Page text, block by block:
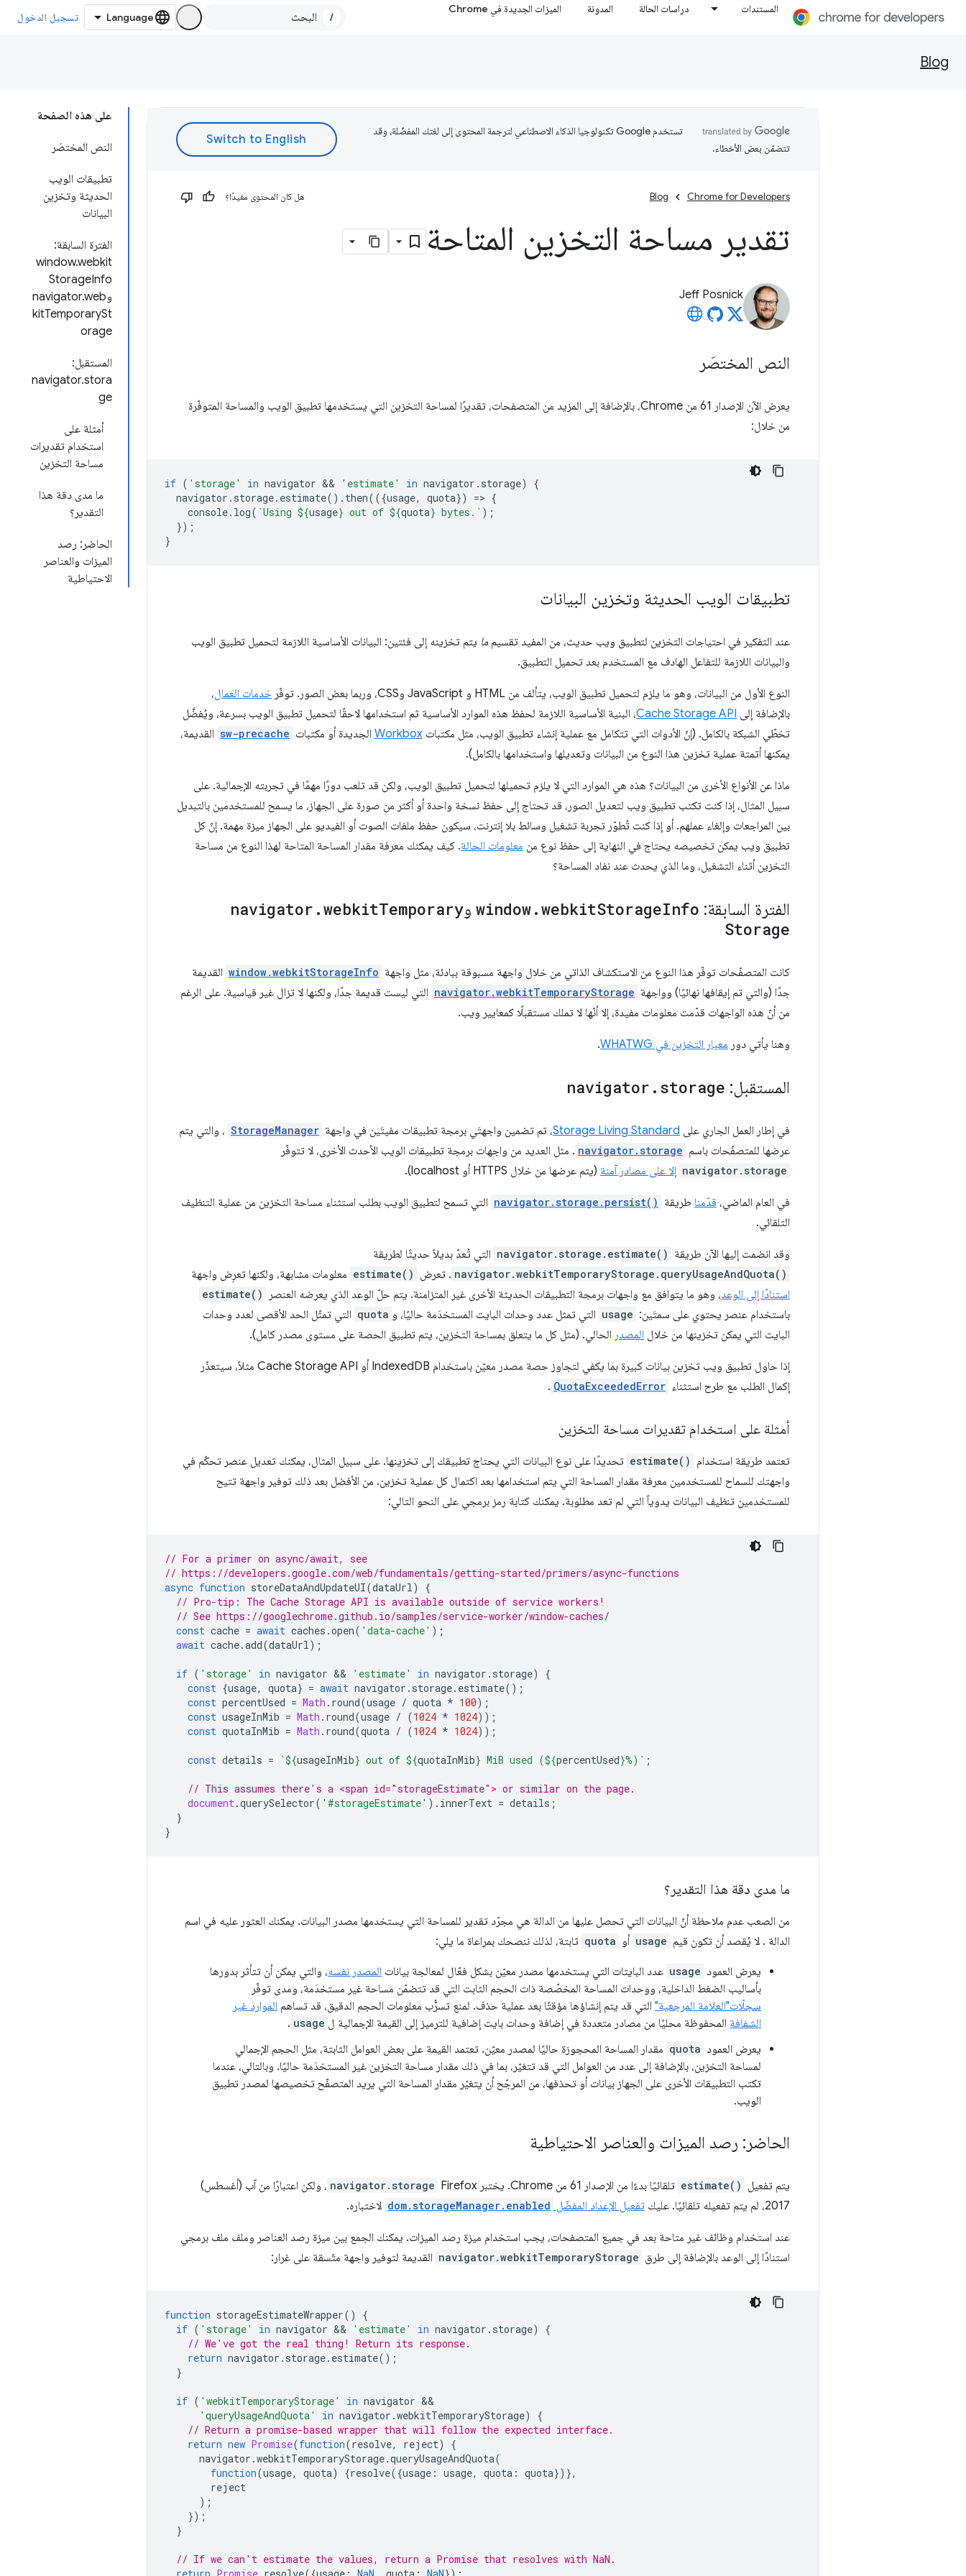
المستندات دراسات الحالة المدونة الميزات الجديدة في Chrome
/ تسجيل الدخول
Blog
على هذه الصفحة
النص المختصَر
تطبيقات الويب
الحديثة وتخزين
البيانات
الفترة السابقة:
window.webkit
StorageInfo
وnavigator.web
kitTemporarySt
orage
المستقبل:
navigator.stora
ge
أمثلة على
استخدام تقديرات
مساحة التخزين
ما مدى دقة هذا
التقدير؟
الحاضر: رصد
الميزات والعناصر
الاحتياطية
تستخدم Google تكنولوجيا الذكاء الاصطناعي لترجمة المحتوى إلى لغتك المفضّلة، وقد
تتضمّن بعض الأخطاء.
Chrome for Developers
Blog هل كان المحتوى مفيدًا؟
تقدير مساحة التخزين المتاحة
Jeff Posnick
النص المختصَر
يعرض الآن الإصدار 61 من Chrome، بالإضافة إلى المزيد من المتصفحات، تقديرًا لمساحة التخزين التي يستخدمها تطبيق الويب والمساحة المتوفّرة
من خلال:
if ( 'storage' in navigator && 'estimate' in navigator . storage)
{
navigator . storage. estimate(). then(({usage, quota}) => {
console. log( `Using ${usage} out of ${quota} bytes.` );
});
}
تطبيقات الويب الحديثة وتخزين البيانات
عند التفكير في احتياجات التخزين لتطبيق ويب حديث، من المفيد تقسيم ما يتم تخزينه إلى فئتين: البيانات الأساسية اللازمة لتحميل تطبيق الويب
والبيانات اللازمة للتفاعل الهادف مع المستخدم بعد تحميل التطبيق.
النوع الأول من البيانات، وهو ما يلزم لتحميل تطبيق الويب، يتألف من HTML و JavaScript وCSS، وربما بعض الصور. توفّر خدمات العمال،
بالإضافة إلى Cache Storage API، البنية الأساسية اللازمة لحفظ هذه الموارد الأساسية ثم استخدامها لاحقًا لتحميل تطبيق الويب بسرعة، ويُفضَّل
تخطّي الشبكة بالكامل. (إنّ الأدوات التي تتكامل مع عملية إنشاء تطبيق الويب، مثل مكتبات Workbox الجديدة أو مكتبات sw-precache القديمة،
يمكنها أتمتة عملية تخزين هذا النوع من البيانات وتعديلها واستخدامها بالكامل).
ماذا عن الأنواع الأخرى من البيانات؟ هذه هي الموارد التي لا يلزم تحميلها لتحميل تطبيق الويب، ولكن قد تلعب دورًا مهمًا في تجربته الإجمالية. على
سبيل المثال، إذا كنت تكتب تطبيق ويب لتعديل الصور، قد تحتاج إلى حفظ نسخة واحدة أو أكثر من صورة على الجهاز، ما يسمح للمستخدمين بالتبديل
بين المراجعات وإلغاء عملهم. أو إذا كنت تُطوّر تجربة تشغيل وسائط بلا إنترنت، سيكون حفظ ملفات الصوت أو الفيديو على الجهاز ميزة مهمة. إنّ كل
تطبيق ويب يمكن تخصيصه يحتاج في النهاية إلى حفظ نوع من معلومات الحالة. كيف يمكنك معرفة مقدار المساحة المتاحة لهذا النوع من مساحة
التخزين أثناء التشغيل، وما الذي يحدث عند نفاد المساحة؟
الفترة السابقة: window.webkitStorageInfo و navigator .webkitTemporary
Storage
كانت المتصفّحات توفّر هذا النوع من الاستكشاف الذاتي من خلال واجهة مسبوقة ببادئة، مثل واجهة window.webkitStorageInfo القديمة
جدًا (والتي تم إيقافها نهائيًا) وواجهة navigator.webkitTemporaryStorage التي ليست قديمة جدًا، ولكنها لا تزال غير قياسية. على الرغم
من أنّ هذه الواجهات قدّمت معلومات مفيدة، إلا أنّها لا تملك مستقبلًا كمعايير ويب.
وهنا يأتي دور معيار التخزين في WHATWG .
المستقبل: navigator . storage
في إطار العمل الجاري على Storage Living Standard، تم تضمين واجهتَي برمجة تطبيقات مفيتَين في واجهة StorageManager ، والتي يتم
عرضها للمتصفّحات باسم navigator.storage . مثل العديد من واجهات برمجة تطبيقات الويب الأحدث الأخرى، لا تتوفّر
navigator.storage إلا على مصادر آمنة (يتم عرضها من خلال HTTPS أو localhost).
في العام الماضي، قدّمنا طريقة navigator.storage.persist() التي تسمح لتطبيق الويب بطلب استثناء مساحة التخزين من عملية التنظيف
التلقائي.
وقد انضمت إليها الآن طريقة navigator.storage.estimate() التي تُعدّ بديلاً حديثًا لطريقة
navigator.webkitTemporaryStorage.queryUsageAndQuota() . تعرض estimate() معلومات مشابهة، ولكنها تعرِض واجهة
استنادًا إلى الوعد، وهو ما يتوافق مع واجهات برمجة التطبيقات الحديثة الأخرى غير المتزامنة. يتم حلّ الوعد الذي يعرضه العنصر estimate()
باستخدام عنصر يحتوي على سمتَين: usage التي تمثل عدد وحدات البايت المستخدَمة حاليًا، و quota التي تمثّل الحد الأقصى لعدد وحدات
البايت التي يمكن تخزينها من خلال المصدر الحالي. (مثل كل ما يتعلق بمساحة التخزين، يتم تطبيق الحصة على مستوى مصدر كامل).
إذا حاول تطبيق ويب تخزين بيانات كبيرة بما يكفي لتجاوز حصة مصدر معيّن باستخدام IndexedDB أو Cache Storage API مثلاً، سيتعذّر
إكمال الطلب مع طرح استثناء QuotaExceededError
.
أمثلة على استخدام تقديرات مساحة التخزين
تعتمد طريقة استخدام estimate() تحديدًا على نوع البيانات التي يحتاج تطبيقك إلى تخزينها. على سبيل المثال، يمكنك تعديل عنصر تحكّم في
واجهتك للسماح للمستخدمين معرفة مقدار المساحة التي يتم استخدامها بعد اكتمال كل عملية تخزين. من الأفضل بعد ذلك توفير واجهة تتيح
للمستخدمين تنظيف البيانات يدوياً التي لم تعد مطلوبة. يمكنك كتابة رمز برمجي على النحو التالي:
// For a primer on async/await, see
// https://developers.google.com/web/fundamentals/getting-started/primers/async-functions
async function storeDataAndUpdateUI(dataUrl)
{
// Pro-tip: The Cache Storage API is available outside of service workers!
// See https://googlechrome.github.io/samples/service-worker/window-caches/
const cache = await caches .open( 'data-cache' );
await cache.add(dataUrl);
if ( 'storage' in navigator && 'estimate' in navigator . storage)
{
const {usage, quota} = await navigator . storage. estimate();
const percentUsed = Math . round(usage / quota * 100);
const usageInMib = Math . round(usage / (1024 * 1024));
const quotaInMib = Math . round(quota / (1024 * 1024));
const details = `${usageInMib} out of ${quotaInMib} MiB used (${percentUsed}%)` ;
// This assumes there's a <span id="storageEstimate"> or similar on the page.
document.querySelector( '#storageEstimate' ). innerText = details ;
}
}
ما مدى دقة هذا التقدير؟
من الصعب عدم ملاحظة أنّ البيانات التي تحصل عليها من الدالة هي مجرّد تقدير للمساحة التي يستخدمها مصدر البيانات. يمكنك العثور عليه في اسم
الدالة . لا يُقصد أن تكون قيم usage أو quota ثابتة، لذلك ننصحك بمراعاة ما يلي:
يعرض العمود usage عدد البايتات التي يستخدمها مصدر معيّن بشكل فعّال لمعالجة بيانات المصدر نفسه، والتي يمكن أن تتأثر بدورها
بأساليب الضغط الداخلية، ووحدات المساحة المخصّصة ذات الحجم الثابت التي قد تتضمّن مساحة غير مستخدَمة، ومدى توفّر
سجلّات"العلامة المرجعية" التي قد يتم إنشاؤها مؤقتًا بعد عملية حذف. لمنع تسرُّب معلومات الحجم الدقيق، قد تساهم الموارد غير
الشفافة المحفوظة محليًا من مصادر متعددة في إضافة وحدات بايت إضافية للترميز إلى القيمة الإجمالية ل usage
.
يعرض العمود quota مقدار المساحة المحجوزة حاليًا لمصدر معيّن. تعتمد القيمة على بعض العوامل الثابتة، مثل الحجم الإجمالي
لمساحة التخزين، بالإضافة إلى عدد من العوامل التي قد تتغيّر، بما في ذلك مقدار مساحة التخزين غير المستخدَمة حاليًا. وبالتالي، عندما
تكتب التطبيقات الأخرى على الجهاز بيانات أو تحذفها، من المرجّح أن يتغيّر مقدار المساحة التي يريد المتصفّح تخصيصها لمصدر تطبيق
الويب.
الحاضر: رصد الميزات والعناصر الاحتياطية
يتم تفعيل estimate() تلقائيًا بدءًا من الإصدار 61 من Chrome. يختبر Firefox navigator.storage ، ولكن اعتبارًا من آب (أغسطس)
2017، لم يتم تفعيله تلقائيًا. عليك
تفعيل الإعداد المفضّل dom.storageManager.enabled لاختباره.
عند استخدام وظائف غير متاحة بعد في جميع المتصفحات، يجب استخدام ميزة رصد الميزات. يمكنك الجمع بين ميزة رصد العناصر وملف ملف برمجي
استنادًا إلى الوعد بالإضافة إلى طرق navigator.webkitTemporaryStorage القديمة لتوفير واجهة متّسقة على غرار:
function storageEstimateWrapper()
{
if ( 'storage' in navigator && 'estimate' in navigator . storage)
{
// We've got the real thing! Return its response.
return navigator . storage. estimate();
}
if ( 'webkitTemporaryStorage' in navigator
'queryUsageAndQuota'
in navigator .webkitTemporaryStorage)
{
// Return a promise-based wrapper that will follow the expected interface.
return new Promise(function(resolve, reject)
{
navigator .webkitTemporaryStorage.queryUsageAndQuota(
function(usage, quota) {resolve({usage : usage, quota : quota})},
reject
);
});
}
// If we can't estimate the values, return a Promise that resolves with NaN.